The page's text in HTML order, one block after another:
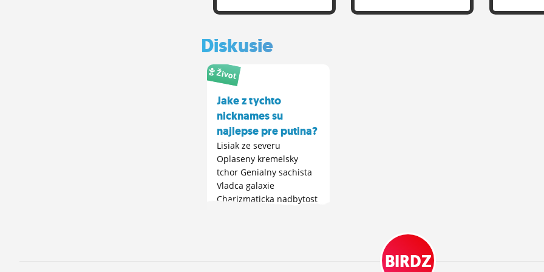
len zacatek, sa este ani
este o dost horse nez
to na konci juna..
Diskusie
Život
Jake z tychto
nicknames su
najlepse pre putina?
Lisiak ze severu
Oplaseny kremelsky
tchor Genialny sachista
Vladca galaxie
Charizmaticka nadbytost
BIRDZ